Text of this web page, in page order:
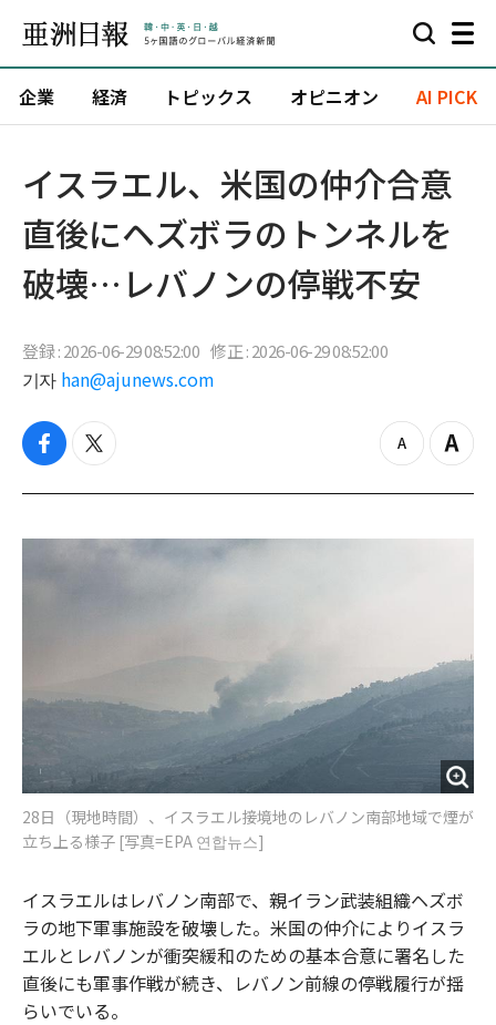
企業 経済 トピックス オピニオン AI PICK
イスラエル、米国の仲介合意
直後にヘズボラのトンネルを
破壊…レバノンの停戦不安
登録 : 2026-06-29 08:52:00 修正 : 2026-06-29 08:52:00
기자 han@ajunews.com
f
c
b
t
i
t
z
o
o
Z
o
28日（現地時間）、イスラエル接境地のレバノン南部地域で煙が
立ち上る様子 [写真=EPA 연합뉴스]
イスラエルはレバノン南部で、親イラン武装組織ヘズボ
ラの地下軍事施設を破壊した。米国の仲介によりイスラ
エルとレバノンが衝突緩和のための基本合意に署名した
直後にも軍事作戦が続き、レバノン前線の停戦履行が揺
らいでいる。